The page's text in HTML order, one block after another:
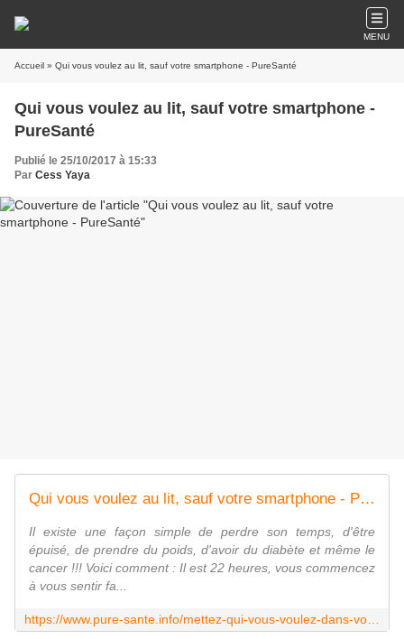
MENU
Accueil » Qui vous voulez au lit, sauf votre smartphone - PureSanté
Qui vous voulez au lit, sauf votre smartphone -
PureSanté
Publié le 25/10/2017 à 15:33
Par Cess Yaya
Qui vous voulez au lit, sauf votre smartphone - PureSanté
Il existe une façon simple de perdre son temps, d'être
épuisé, de prendre du poids, d'avoir du diabète et même le
cancer !!! Voici comment : Il est 22 heures, vous commencez
à vous sentir fa...